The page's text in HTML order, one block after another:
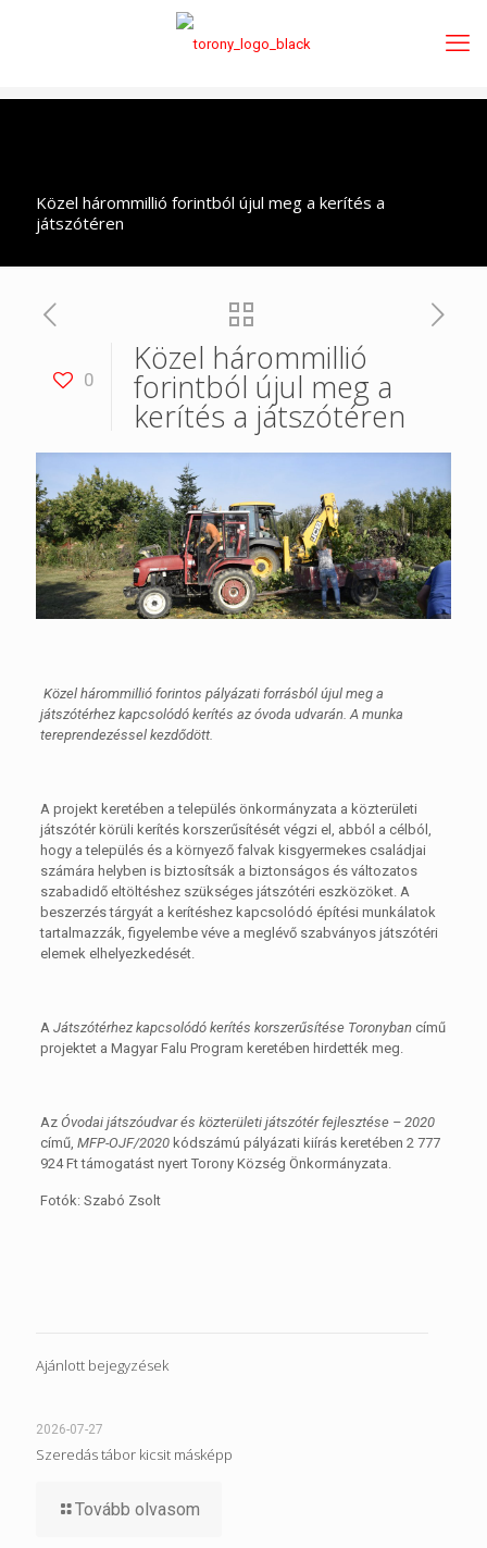
Közel hárommillió forintból újul meg a kerítés a
játszótéren
0
Közel hárommillió
forintból újul meg a
kerítés a játszótéren
Közel hárommillió forintos pályázati forrásból újul meg a
játszótérhez kapcsolódó kerítés az óvoda udvarán. A munka
tereprendezéssel kezdődött.
A projekt keretében a település önkormányzata a közterületi
játszótér körüli kerítés korszerűsítését végzi el, abból a célból,
hogy a település és a környező falvak kisgyermekes családjai
számára helyben is biztosítsák a biztonságos és változatos
szabadidő eltöltéshez szükséges játszótéri eszközöket. A
beszerzés tárgyát a kerítéshez kapcsolódó építési munkálatok
tartalmazzák, figyelembe véve a meglévő szabványos játszótéri
elemek elhelyezkedését.
A Játszótérhez kapcsolódó kerítés korszerűsítése Toronybancímű
projektet a Magyar Falu Program keretében hirdették meg.
Az Óvodai játszóudvar és közterületi játszótér fejlesztése – 2020
című, MFP-OJF/2020kódszámú pályázati kiírás keretében 2 777
924 Ft támogatást nyert Torony Község Önkormányzata.
Fotók: Szabó Zsolt
Ajánlott bejegyzések
2026-07-27
Szeredás tábor kicsit másképp
Tovább olvasom